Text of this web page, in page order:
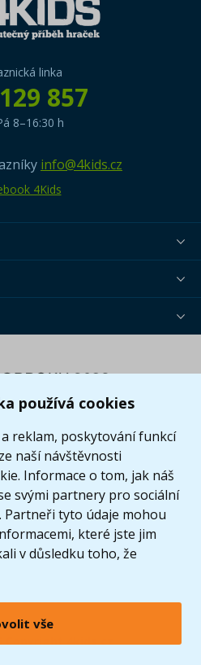
používá cookies
reklam, poskytování funkcí
naší návštěvnosti
Informace o tom, jak náš
svými partnery pro sociální
Partneři tyto údaje mohou
které jste jim
v důsledku toho, že
vše
linka
857
8–16:30 h
info@4kids.cz
4Kids
Copyright 4kids.cz